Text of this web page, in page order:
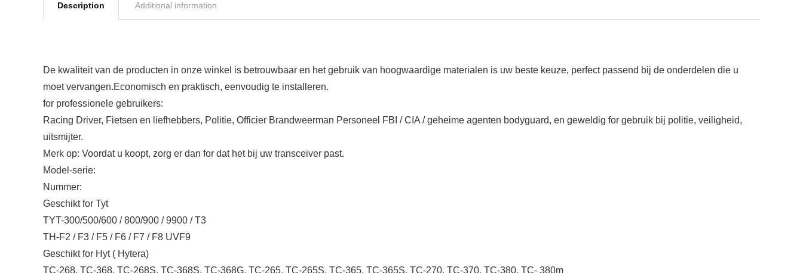
Description Additional information
De kwaliteit van de producten in onze winkel is betrouwbaar en het gebruik van hoogwaardige materialen is uw beste keuze, perfect passend bij de onderdelen die u
moet vervangen.Economisch en praktisch, eenvoudig te installeren.
for professionele gebruikers:
Racing Driver, Fietsen en liefhebbers, Politie, Officier Brandweerman Personeel FBI / CIA / geheime agenten bodyguard, en geweldig for gebruik bij politie, veiligheid,
uitsmijter.
Merk op: Voordat u koopt, zorg er dan for dat het bij uw transceiver past.
Model-serie:
Nummer:
Geschikt for Tyt
TYT-300/500/600 / 800/900 / 9900 / T3
TH-F2 / F3 / F5 / F6 / F7 / F8 UVF9
Geschikt for Hyt ( Hytera)
TC-268, TC-368, TC-268S, TC-368S, TC-368G, TC-265, TC-265S, TC-365, TC-365S, TC-270, TC-370, TC-380, TC- 380m